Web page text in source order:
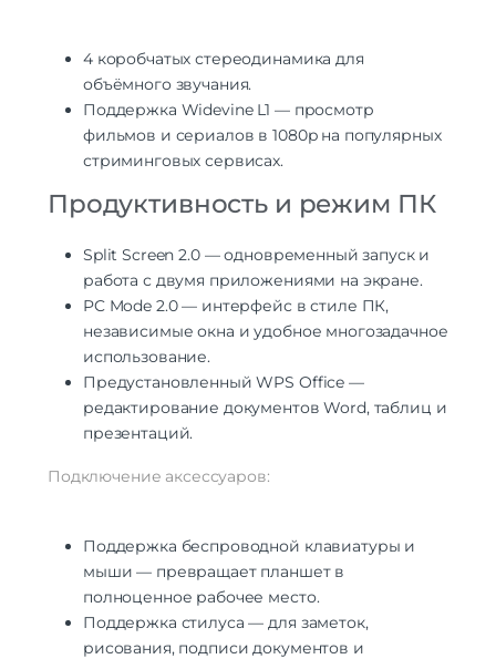
4 коробчатых стереодинамика для
объёмного звучания.
Поддержка Widevine L1 — просмотр
фильмов и сериалов в 1080p на популярных
стриминговых сервисах.
Продуктивность и режим ПК
Split Screen 2.0 — одновременный запуск и
работа с двумя приложениями на экране.
PC Mode 2.0 — интерфейс в стиле ПК,
независимые окна и удобное многозадачное
использование.
Предустановленный WPS Office —
редактирование документов Word, таблиц и
презентаций.
Подключение аксессуаров:
Поддержка беспроводной клавиатуры и
мыши — превращает планшет в
полноценное рабочее место.
Поддержка стилуса — для заметок,
рисования, подписи документов и